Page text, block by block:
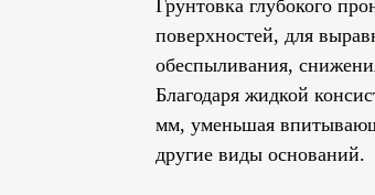
Грунтовка глубокого
поверхностей, для
обеспыливания,
Благодаря жидкой
мм, уменьшая
другие виды оснований.